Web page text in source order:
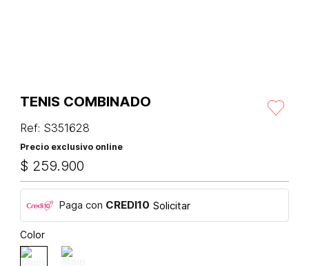
TENIS COMBINADO
Ref: S351628
Precio exclusivo online
$ 259.900
Paga con CREDI10 Solicitar
Color